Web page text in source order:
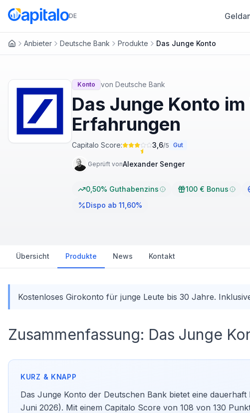
DE
Anbieter Deutsche Bank Produkte Das Junge Konto
Konto von Deutsche Bank
Das Junge Konto
Erfahrungen
Capitalo Score: 3,6/5 Gut
Geprüft vonAlexander Senger
0,50% Guthabenzins 100 € Bonus
Dispo ab 11,60%
Übersicht Produkte News Kontakt
Kostenloses Girokonto für junge Leute bis 30 Jahre.
Zusammenfassung: Das Junge
Das Junge Konto der Deutschen Bank bietet eine
Juni 2026). Mit einem Capitalo Score von 108 von 130